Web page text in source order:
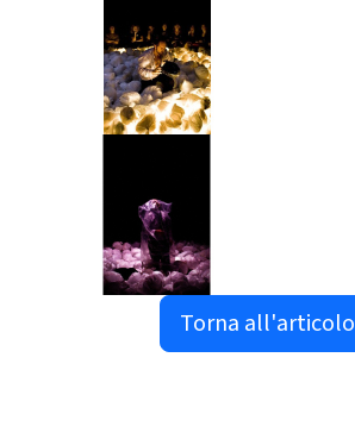
Torna all'articolo